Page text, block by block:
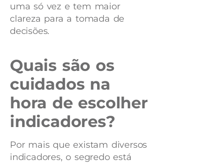
uma só vez e tem maior
clareza para a tomada de
decisões.
Quais são os
cuidados na
hora de escolher
indicadores?
Por mais que existam diversos
indicadores, o segredo está